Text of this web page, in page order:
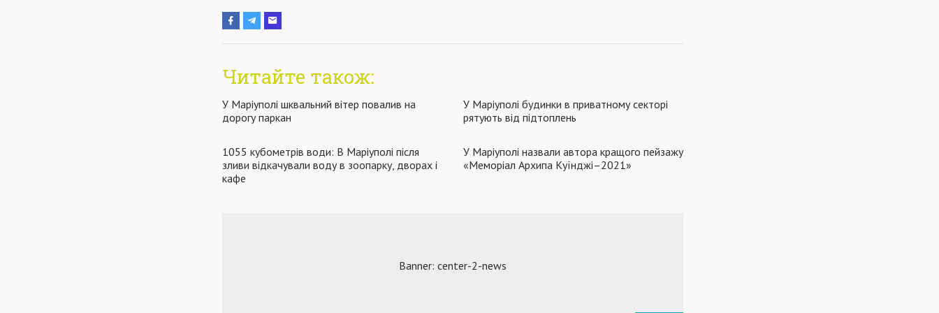
Читайте також:
У Маріуполі шквальний вітер повалив на
дорогу паркан
У Маріуполі будинки в приватному секторі
рятують від підтоплень
1055 кубометрів води: В Маріуполі після
зливи відкачували воду в зоопарку, дворах і
кафе
У Маріуполі назвали автора кращого пейзажу
«Меморіал Архипа Куїнджі–2021»